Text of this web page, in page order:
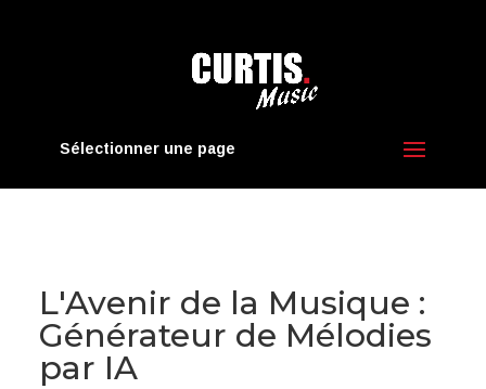
Sélectionner une page
L'Avenir de la Musique :
Générateur de Mélodies
par IA